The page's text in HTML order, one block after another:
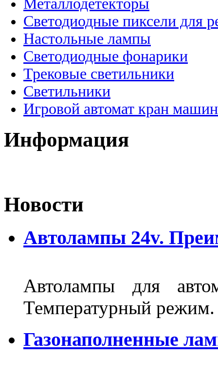
Металлодетекторы
Светодиодные пиксели для
Настольные лампы
Светодиодные фонарики
Трековые светильники
Светильники
Игровой автомат кран
Информация
Новости
Автолампы 24v.
Автолампы для
Температурный
Газонаполненные